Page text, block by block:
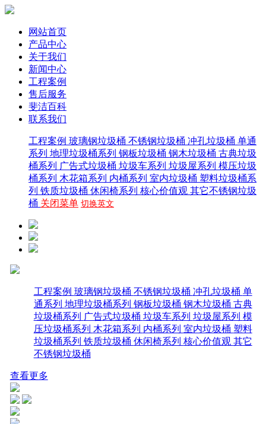
网站首页
产品中心
关于我们
新闻中心
工程案例
售后服务
斐洁百科
联系我们
工程案例 玻璃钢垃圾桶 不锈钢垃圾桶 冲孔垃圾桶 单通
系列 地理垃圾桶系列 钢板垃圾桶 钢木垃圾桶 古典垃圾
桶系列 广告式垃圾桶 垃圾车系列 垃圾屋系列 模压垃圾
桶系列 木花箱系列 内桶系列 室内垃圾桶 塑料垃圾桶系
列 铁质垃圾桶 休闲椅系列 核心价值观 其它不锈钢垃圾
桶 关闭菜单 切换英文
工程案例 玻璃钢垃圾桶 不锈钢垃圾桶 冲孔垃圾桶 单
通系列 地理垃圾桶系列 钢板垃圾桶 钢木垃圾桶 古典
垃圾桶系列 广告式垃圾桶 垃圾车系列 垃圾屋系列 模
压垃圾桶系列 木花箱系列 内桶系列 室内垃圾桶 塑料
垃圾桶系列 铁质垃圾桶 休闲椅系列 核心价值观 其它
不锈钢垃圾桶
查看更多